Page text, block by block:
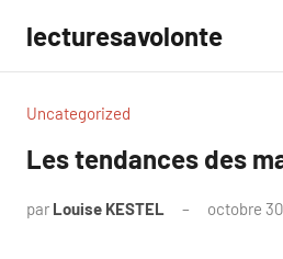
contenu
lecturesavolonte
Uncategorized
Les tendances des
par Louise KESTEL octobre